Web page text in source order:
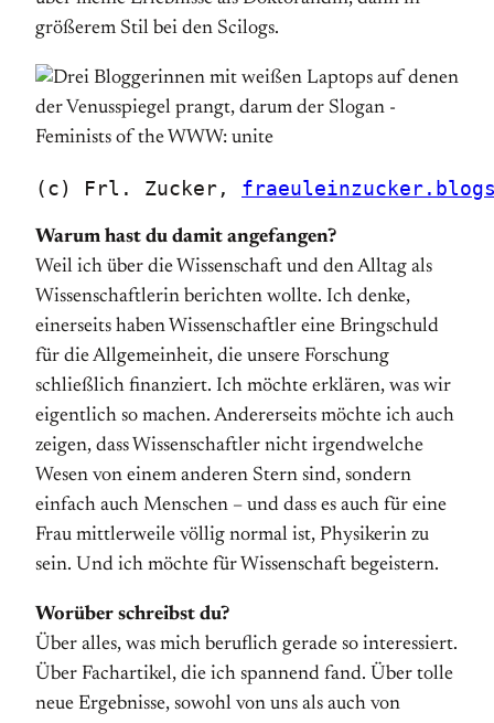
größerem Stil bei den Scilogs.
(c) Frl. Zucker,
Warum hast du damit angefangen?
Weil ich über die Wissenschaft und den Alltag als
Wissenschaftlerin berichten wollte. Ich denke,
einerseits haben Wissenschaftler eine Bringschuld
für die Allgemeinheit, die unsere Forschung
schließlich finanziert. Ich möchte erklären, was wir
eigentlich so machen. Andererseits möchte ich auch
zeigen, dass Wissenschaftler nicht irgendwelche
Wesen von einem anderen Stern sind, sondern
einfach auch Menschen – und dass es auch für eine
Frau mittlerweile völlig normal ist, Physikerin zu
sein. Und ich möchte für Wissenschaft begeistern.
Worüber schreibst du?
Über alles, was mich beruflich gerade so interessiert.
Über Fachartikel, die ich spannend fand. Über tolle
neue Ergebnisse, sowohl von uns als auch von